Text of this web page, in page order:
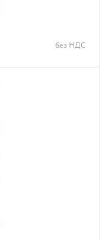
без НДС